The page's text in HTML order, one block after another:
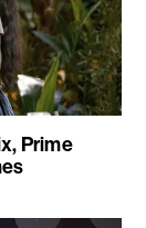
Prime